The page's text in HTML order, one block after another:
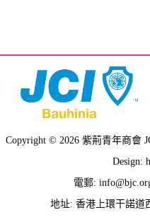
Copyright © 2026 紫荊青年商會
Design:
電郵:
地址: 香港上環干諾道